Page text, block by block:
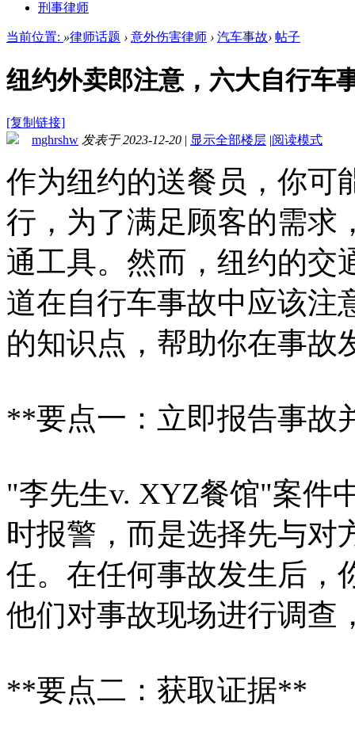
刑事律师
当前位置: »律师话题 › 意外伤害律师 › 汽车事故› 帖子
纽约外卖郎注意，六大自行车
[复制链接]
mghrshw 发表于 2023-12-20 | 显示全部楼层 |阅读模式
作为纽约的送餐员，你可
行，为了满足顾客的需求
通工具。然而，纽约的交
道在自行车事故中应该注
的知识点，帮助你在事故
**要点一：立即报告事故
"李先生v. XYZ餐馆"案件
时报警，而是选择先与对
任。在任何事故发生后，
他们对事故现场进行调查
**要点二：获取证据**